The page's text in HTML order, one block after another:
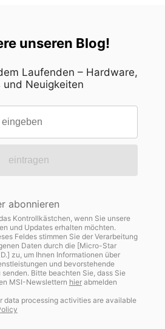
unseren Blog!
Laufenden – Hardware,
und Neuigkeiten
eintragen
abonnieren
Kontrollkästchen, wenn Sie unsere
und Updates erhalten möchten.
Feldes stimmen Sie der Verarbeitung
Daten durch die [Micro-Star
zu, um Ihnen Informationen über
und bevorstehende
Bitte beachten Sie, dass Sie
MSI-Newslettern hierabmelden
data processing activities are available